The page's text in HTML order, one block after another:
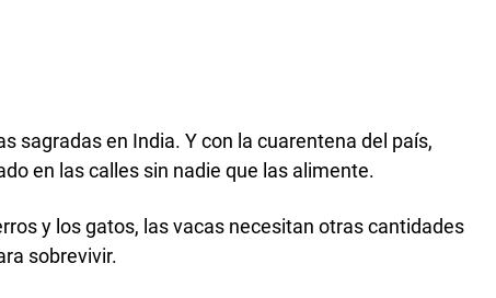
sagradas en India. Y con la cuarentena del país,
en las calles sin nadie que las alimente.
y los gatos, las vacas necesitan otras cantidades
sobrevivir.